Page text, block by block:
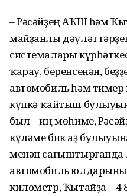
– Рәсәйҙең АҠШ һәм
майҙанлы
системалары
ҡарау, беренсенән,
автомобиль һәм
күпкә ҡайтыш булыуын
был – иң мөһиме,
күләме бик аҙ
менән
автомобиль
километр, Ҡытайҙа – 4